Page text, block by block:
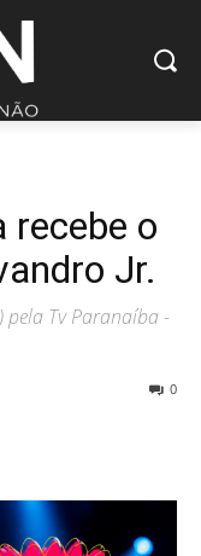
recebe o
Jr.
pela Tv Paranaíba -
0